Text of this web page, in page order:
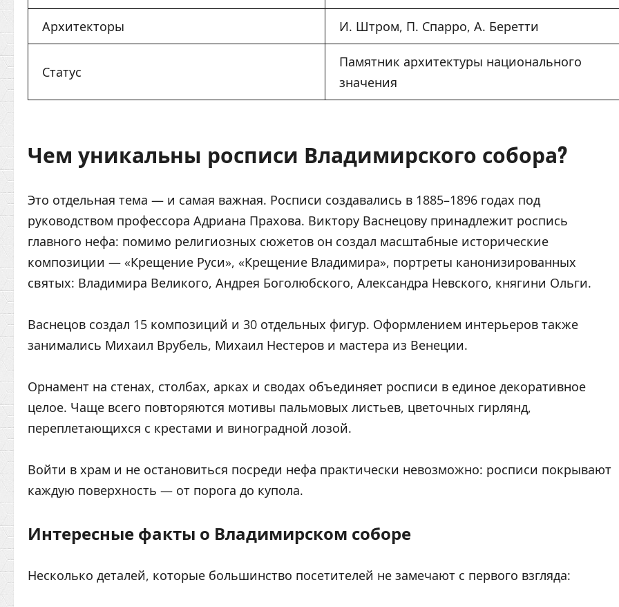
Архитекторы И. Штром, П. Спарро, А. Беретти
Статус
Памятник архитектуры национального
значения
Чем уникальны росписи Владимирского собора?
Это отдельная тема — и самая важная. Росписи создавались в 1885–1896 годах под
руководством профессора Адриана Прахова. Виктору Васнецову принадлежит роспись
главного нефа: помимо религиозных сюжетов он создал масштабные исторические
композиции — «Крещение Руси», «Крещение Владимира», портреты канонизированных
святых: Владимира Великого, Андрея Боголюбского, Александра Невского, княгини Ольги.
Васнецов создал 15 композиций и 30 отдельных фигур. Оформлением интерьеров также
занимались Михаил Врубель, Михаил Нестеров и мастера из Венеции.
Орнамент на стенах, столбах, арках и сводах объединяет росписи в единое декоративное
целое. Чаще всего повторяются мотивы пальмовых листьев, цветочных гирлянд,
переплетающихся с крестами и виноградной лозой.
Войти в храм и не остановиться посреди нефа практически невозможно: росписи покрывают
каждую поверхность — от порога до купола.
Интересные факты о Владимирском соборе
Несколько деталей, которые большинство посетителей не замечают с первого взгляда: